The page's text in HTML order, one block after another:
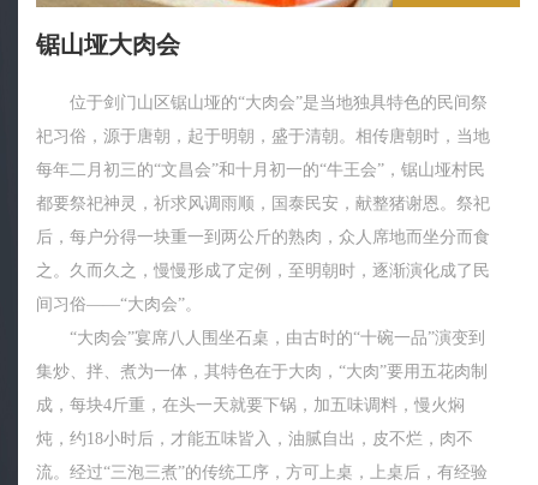
锯山垭大肉会
位于剑门山区锯山垭的“大肉会”是当地独具特色的民间祭
祀习俗，源于唐朝，起于明朝，盛于清朝。相传唐朝时，当地
每年二月初三的“文昌会”和十月初一的“牛王会”，锯山垭村民
都要祭祀神灵，祈求风调雨顺，国泰民安，献整猪谢恩。祭祀
后，每户分得一块重一到两公斤的熟肉，众人席地而坐分而食
之。久而久之，慢慢形成了定例，至明朝时，逐渐演化成了民
间习俗——“大肉会”。
“大肉会”宴席八人围坐石桌，由古时的“十碗一品”演变到
集炒、拌、煮为一体，其特色在于大肉，“大肉”要用五花肉制
成，每块4斤重，在头一天就要下锅，加五味调料，慢火焖
炖，约18小时后，才能五味皆入，油腻自出，皮不烂，肉不
流。经过“三泡三煮”的传统工序，方可上桌，上桌后，有经验